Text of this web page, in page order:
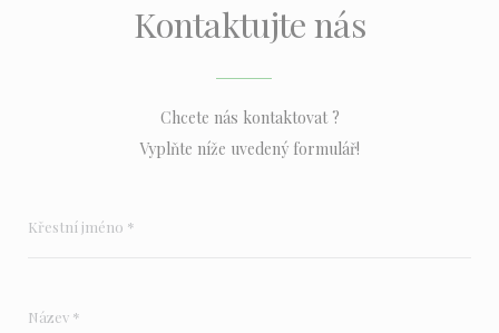
Kontaktujte nás
Chcete nás kontaktovat ?
Vyplňte níže uvedený formulář!